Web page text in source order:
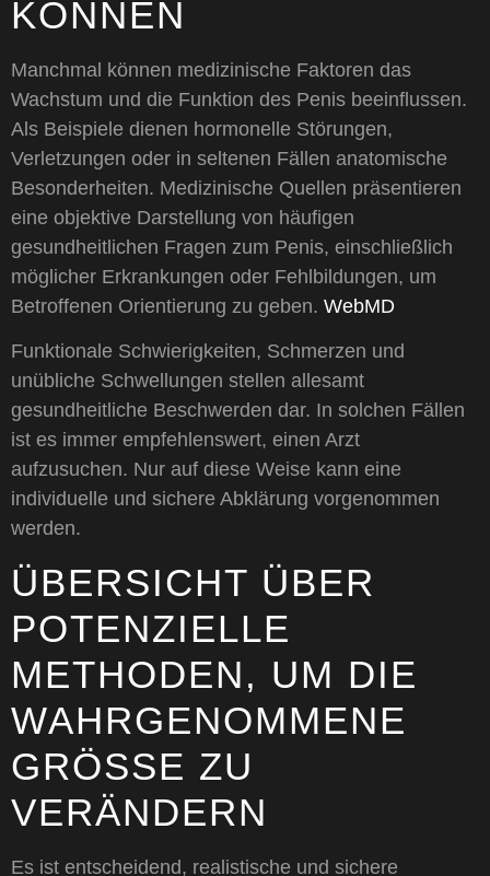
ÖNNEN
Manchmal können medizinische Faktoren das
Wachstum und die Funktion des Penis beeinflussen.
Als Beispiele dienen hormonelle Störungen,
Verletzungen oder in seltenen Fällen anatomische
Besonderheiten. Medizinische Quellen präsentieren
eine objektive Darstellung von häufigen
gesundheitlichen Fragen zum Penis, einschließlich
möglicher Erkrankungen oder Fehlbildungen, um
Betroffenen Orientierung zu geben. WebMD
Funktionale Schwierigkeiten, Schmerzen und
unübliche Schwellungen stellen allesamt
gesundheitliche Beschwerden dar. In solchen Fällen
ist es immer empfehlenswert, einen Arzt
aufzusuchen. Nur auf diese Weise kann eine
individuelle und sichere Abklärung vorgenommen
werden.
ÜBERSICHT ÜBER
POTENZIELLE
METHODEN, UM DIE
WAHRGENOMMENE
GRÖSSE ZU V
ERÄNDERN
Es ist entscheidend, realistische und sichere